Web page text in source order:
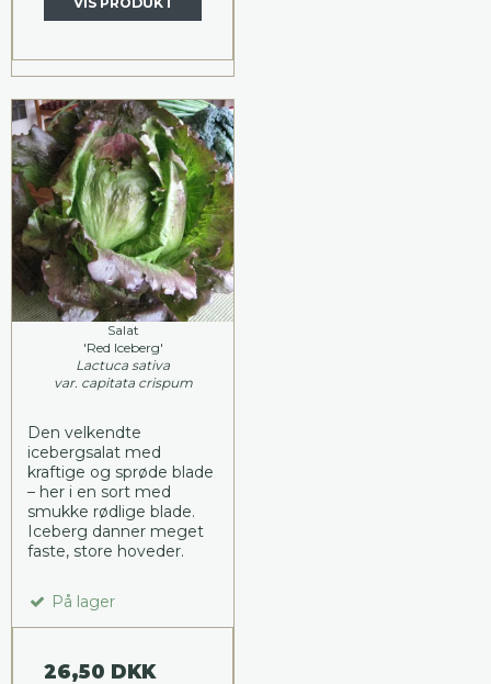
Salat
'Red Iceberg'
Lactuca sativa
var. capitata crispum
Den velkendte
icebergsalat med
kraftige og sprøde blade
– her i en sort med
smukke rødlige blade.
Iceberg danner meget
faste, store hoveder.
På lager
26,50 DKK